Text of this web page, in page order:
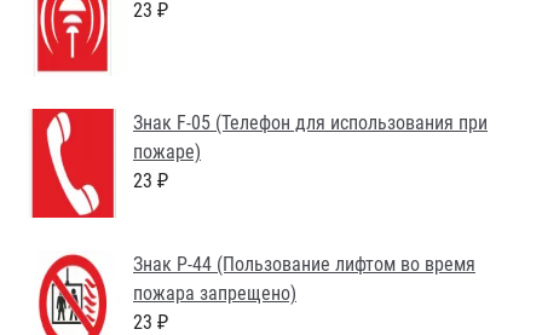
23 ₽
Знак F-05 (Телефон для использования при
пожаре)
23 ₽
Знак P-44 (Пользование лифтом во время
пожара запрещено)
23 ₽